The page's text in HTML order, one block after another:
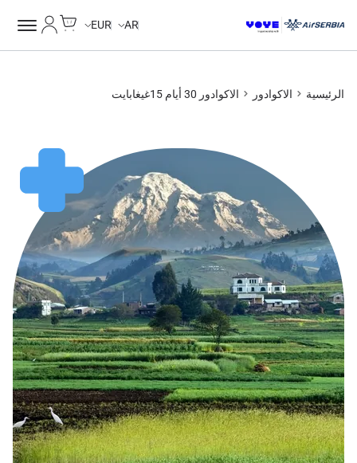
AR
EUR
الرئيسية الاكوادور الاكوادور 30 أيام 15غيغابايت